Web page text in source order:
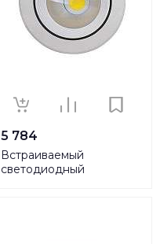
5 784
Встраиваемый
светодиодный